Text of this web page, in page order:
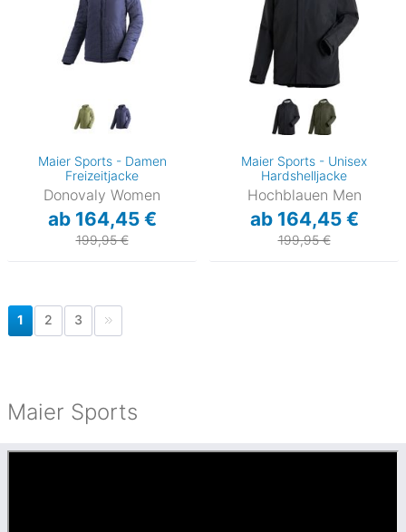
Maier Sports
Maier Sports - Damen
Freizeitjacke
Donovaly Women
ab 164,45 €
199,95 €
Maier Sports - Unisex
Hardshelljacke
Hochblauen Men
ab 164,45 €
199,95 €
1 2 3